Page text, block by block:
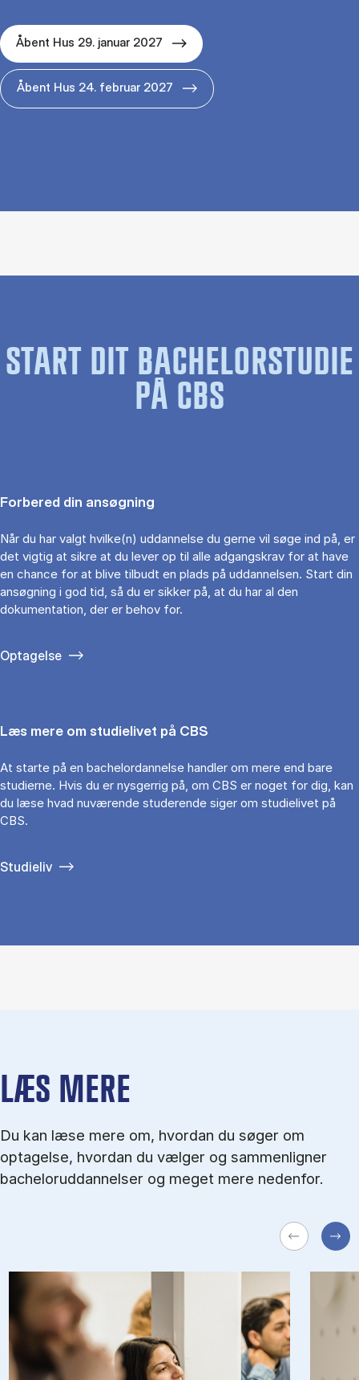
Åbent Hus 29. januar 2027
Åbent Hus 24. februar 2027
START DIT BACHELORSTUDIE
PÅ CBS
Forbered din ansøgning
Når du har valgt hvilke(n) uddannelse du gerne vil søge ind på, er
det vigtig at sikre at du lever op til alle adgangskrav for at have
en chance for at blive tilbudt en plads på uddannelsen. Start din
ansøgning i god tid, så du er sikker på, at du har al den
dokumentation, der er behov for.
Optagelse
Læs mere om studielivet på CBS
At starte på en bachelordannelse handler om mere end bare
studierne. Hvis du er nysgerrig på, om CBS er noget for dig, kan
du læse hvad nuværende studerende siger om studielivet på
CBS.
Studieliv
LÆS MERE
Du kan læse mere om, hvordan du søger om
optagelse, hvordan du vælger og sammenligner
bacheloruddannelser og meget mere nedenfor.